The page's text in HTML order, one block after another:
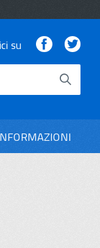
su Facebook